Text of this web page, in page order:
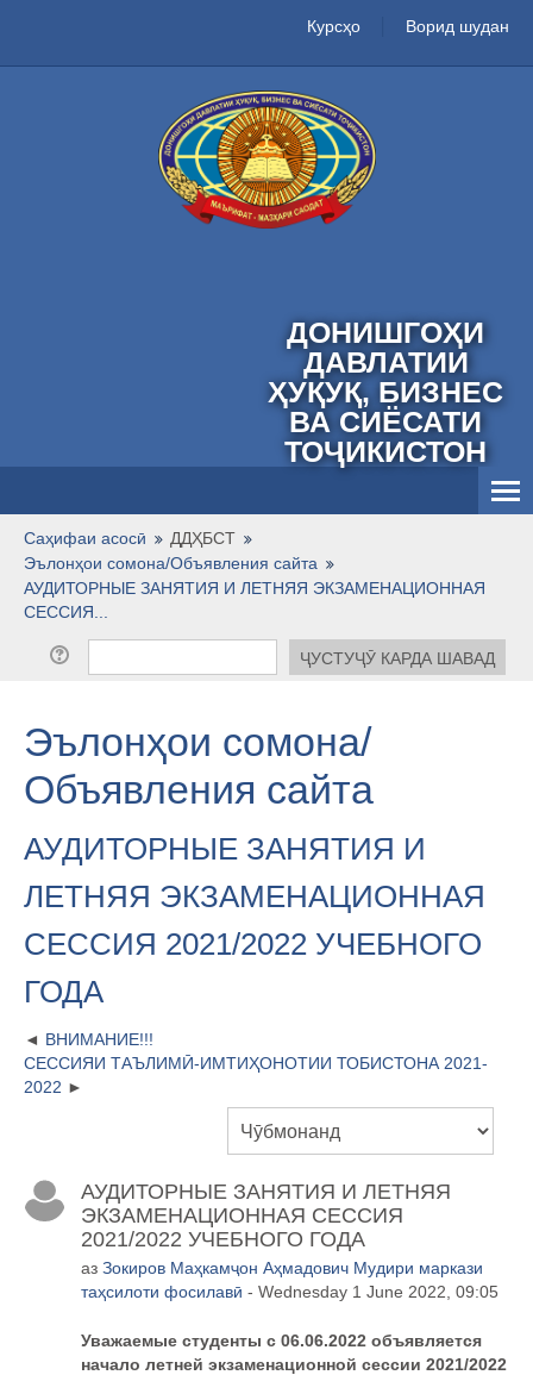
Курсҳо Ворид шудан
ДОНИШГОҲИ
ДАВЛАТИИ
ҲУҚУҚ, БИЗНЕС
ВА СИЁСАТИ
ТОҶИКИСТОН
Тоҷикӣ ‎(tj)‎
Саҳифаи асосӣ
ДДҲБСТ
Эълонҳои сомона/Объявления сайта
АУДИТОРНЫЕ ЗАНЯТИЯ И ЛЕТНЯЯ ЭКЗАМЕНАЦИОННАЯ
СЕССИЯ...
Эълонҳои сомона/
Объявления сайта
АУДИТОРНЫЕ ЗАНЯТИЯ И
ЛЕТНЯЯ ЭКЗАМЕНАЦИОННАЯ
СЕССИЯ 2021/2022 УЧЕБНОГО
ГОДА
ВНИМАНИЕ!!!
СЕССИЯИ ТАЪЛИМӢ-ИМТИҲОНОТИИ ТОБИСТОНА 2021-
2022
АУДИТОРНЫЕ ЗАНЯТИЯ И ЛЕТНЯЯ
ЭКЗАМЕНАЦИОННАЯ СЕССИЯ
2021/2022 УЧЕБНОГО ГОДА
аз Зокиров Маҳкамҷон Аҳмадович Мудири маркази
таҳсилоти фосилавӣ - Wednesday 1 June 2022, 09:05
Уважаемые студенты с 06.06.2022 объявляется
начало летней экзаменационной сессии 2021/2022